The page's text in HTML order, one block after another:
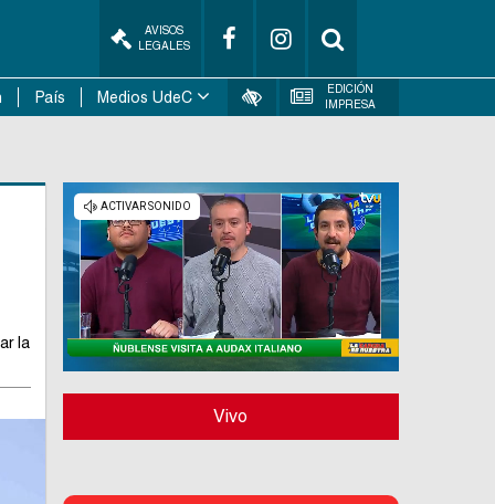
AVISOS
LEGALES
País Medios UdeC
EDICIÓN
IMPRESA
la
Vivo